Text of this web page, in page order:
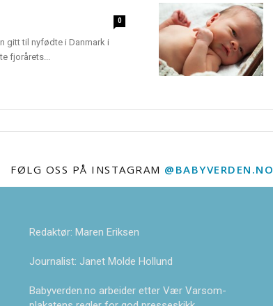
0
gitt til nyfødte i Danmark i
fjorårets...
FØLG OSS PÅ INSTAGRAM @BABYVERDEN.NO
Redaktør: Maren Eriksen
Journalist: Janet Molde Hollund
Babyverden.no arbeider etter Vær Varsom-